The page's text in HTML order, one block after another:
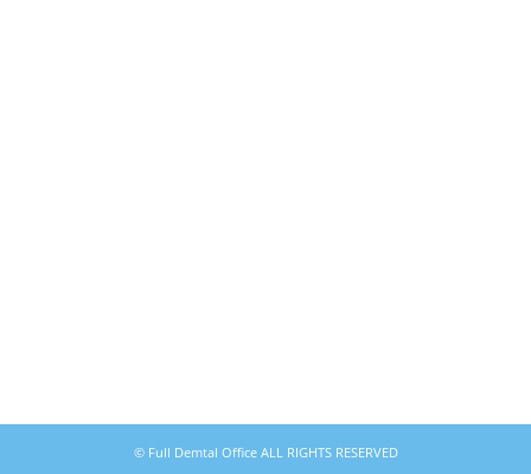
© Full Demtal Office ALL RIGHTS RESERVED